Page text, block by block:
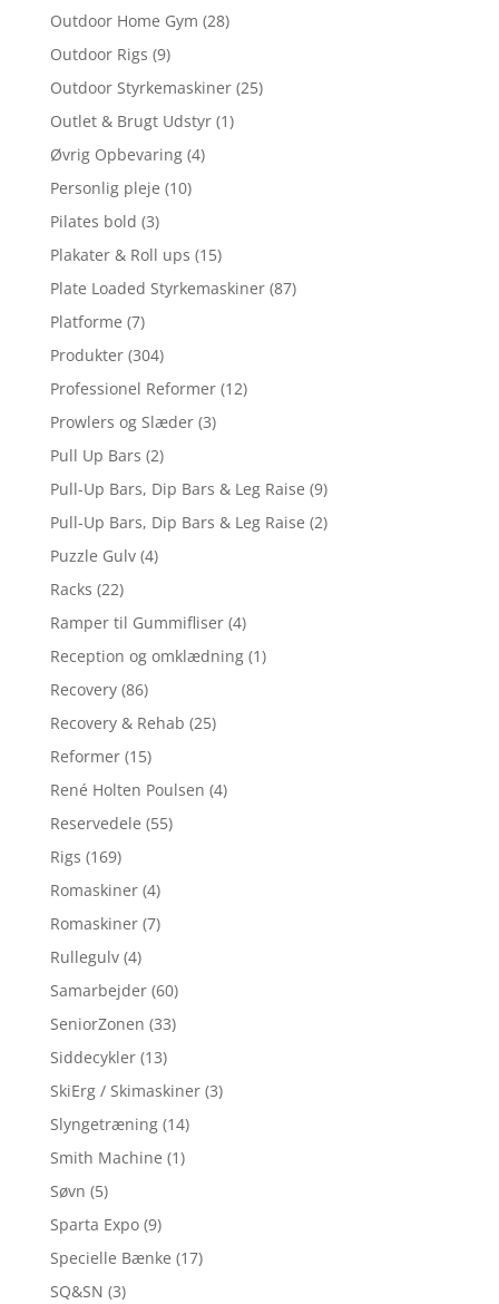
Outdoor Home Gym (28)
Outdoor Rigs (9)
Outdoor Styrkemaskiner (25)
Outlet & Brugt Udstyr (1)
Øvrig Opbevaring (4)
Personlig pleje (10)
Pilates bold (3)
Plakater & Roll ups (15)
Plate Loaded Styrkemaskiner (87)
Platforme (7)
Produkter (304)
Professionel Reformer (12)
Prowlers og Slæder (3)
Pull Up Bars (2)
Pull-Up Bars, Dip Bars & Leg Raise (9)
Pull-Up Bars, Dip Bars & Leg Raise (2)
Puzzle Gulv (4)
Racks (22)
Ramper til Gummifliser (4)
Reception og omklædning (1)
Recovery (86)
Recovery & Rehab (25)
Reformer (15)
René Holten Poulsen (4)
Reservedele (55)
Rigs (169)
Romaskiner (4)
Romaskiner (7)
Rullegulv (4)
Samarbejder (60)
SeniorZonen (33)
Siddecykler (13)
SkiErg / Skimaskiner (3)
Slyngetræning (14)
Smith Machine (1)
Søvn (5)
Sparta Expo (9)
Specielle Bænke (17)
SQ&SN (3)